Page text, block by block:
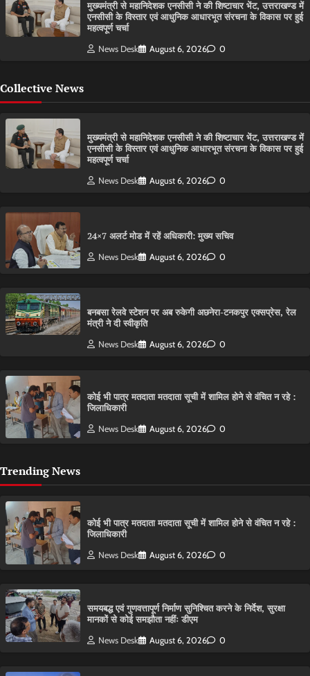
मुख्यमंत्री से महानिदेशक एनसीसी ने की शिष्टाचार भेंट, उत्तराखण्ड में
एनसीसी के विस्तार एवं आधुनिक आधारभूत संरचना के विकास पर हुई
महत्वपूर्ण चर्चा
News Desk August 6, 2026 0
Collective News
मुख्यमंत्री से महानिदेशक एनसीसी ने की शिष्टाचार भेंट, उत्तराखण्ड में
एनसीसी के विस्तार एवं आधुनिक आधारभूत संरचना के विकास पर हुई
महत्वपूर्ण चर्चा
News Desk August 6, 2026 0
24×7 अलर्ट मोड में रहें अधिकारी: मुख्य सचिव
News Desk August 6, 2026 0
बनबसा रेलवे स्टेशन पर अब रुकेगी अछनेरा-टनकपुर एक्सप्रेस, रेल
मंत्री ने दी स्वीकृति
News Desk August 6, 2026 0
कोई भी पात्र मतदाता मतदाता सूची में शामिल होने से वंचित न रहे :
जिलाधिकारी
News Desk August 6, 2026 0
Trending News
कोई भी पात्र मतदाता मतदाता सूची में शामिल होने से वंचित न रहे :
जिलाधिकारी
News Desk August 6, 2026 0
समयबद्ध एवं गुणवत्तापूर्ण निर्माण सुनिश्चित करने के निर्देश, सुरक्षा
मानकों से कोई समझौता नहींः डीएम
News Desk August 6, 2026 0